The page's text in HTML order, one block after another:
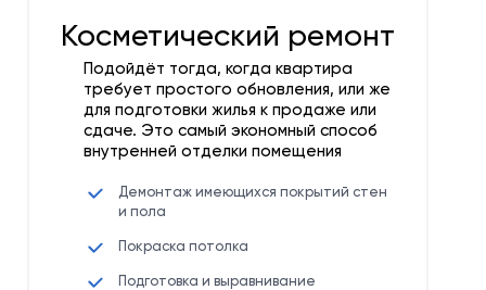
Косметический ремонт
Подойдёт тогда, когда квартира
требует простого обновления, или же
для подготовки жилья к продаже или
сдаче. Это самый экономный способ
внутренней отделки помещения
Демонтаж имеющихся покрытий стен
и пола
Покраска потолка
Подготовка и выравнивание